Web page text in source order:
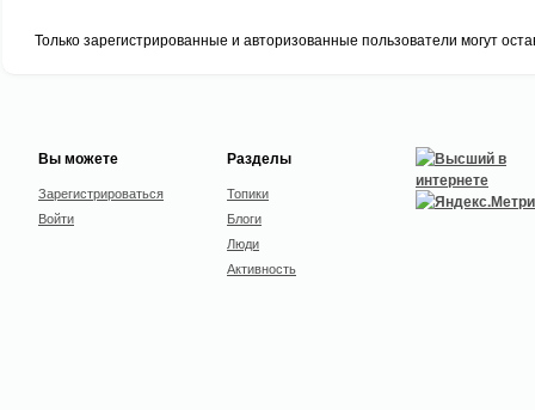
Только зарегистрированные и авторизованные пользователи могут
Вы можете
Зарегистрироваться
Войти
Разделы
Топики
Блоги
Люди
Активность